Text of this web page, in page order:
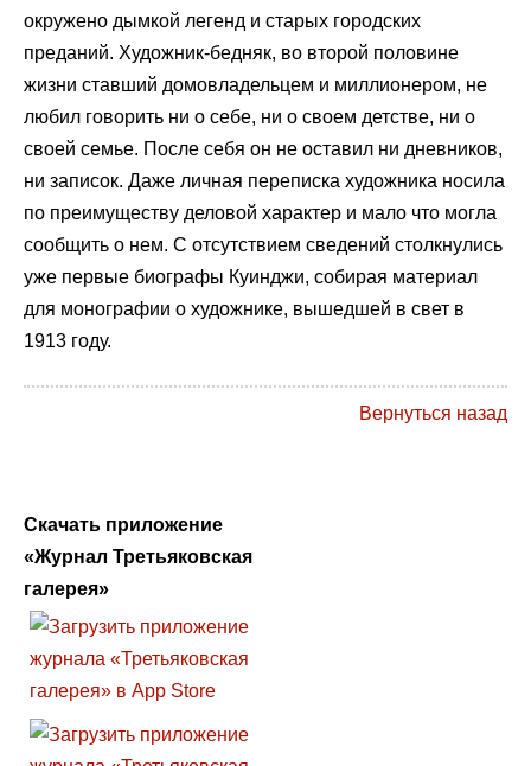
окружено дымкой легенд и старых городских
преданий. Художник-бедняк, во второй половине
жизни ставший домовладельцем и миллионером, не
любил говорить ни о себе, ни о своем детстве, ни о
своей семье. После себя он не оставил ни дневников,
ни записок. Даже личная переписка художника носила
по преимуществу деловой характер и мало что могла
сообщить о нем. С отсутствием сведений столкнулись
уже первые биографы Куинджи, собирая материал
для монографии о художнике, вышедшей в свет в
1913 году.
Вернуться назад
Скачать приложение
«Журнал Третьяковская
галерея»